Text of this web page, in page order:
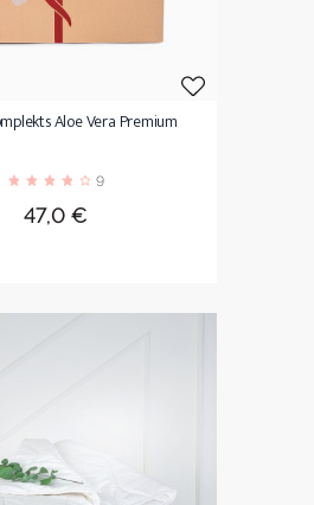
Aloe Vera Premium
9
Cena
47,0 €